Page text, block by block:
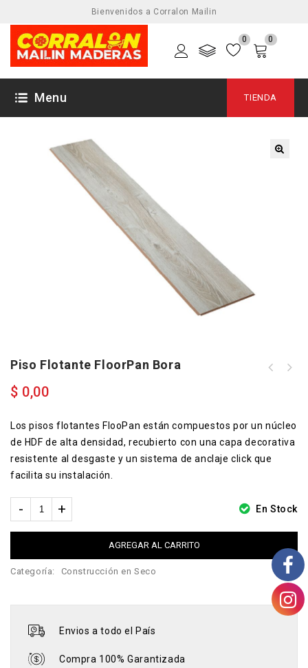
Bienvenidos a Corralon Mailin
0 0
Menu TIENDA
Piso Flotante FloorPan Bora
$ 0,00
Los pisos flotantes FlooPan están compuestos por un núcleo
de HDF de alta densidad, recubierto con una capa decorativa
resistente al desgaste y un sistema de anclaje click que
facilita su instalación.
En Stock
AGREGAR AL CARRITO
Categoría: Construcción en Seco
Envios a todo el País
Compra 100% Garantizada